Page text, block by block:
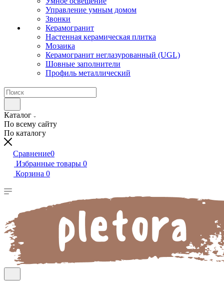
Управление умным домом
Звонки
Керамогранит
Настенная керамическая плитка
Мозаика
Керамогранит неглазурованный (UGL)
Шовные заполнители
Профиль металлический
Каталог
По всему сайту
По каталогу
Сравнение0
Избранные товары 0
Корзина 0